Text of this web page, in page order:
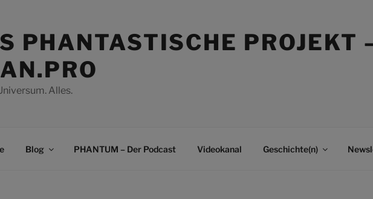
PHANTASTISCHE PROJEKT
Alles.
Blog PHANTUM – Der Podcast Videokanal Geschichte(n)